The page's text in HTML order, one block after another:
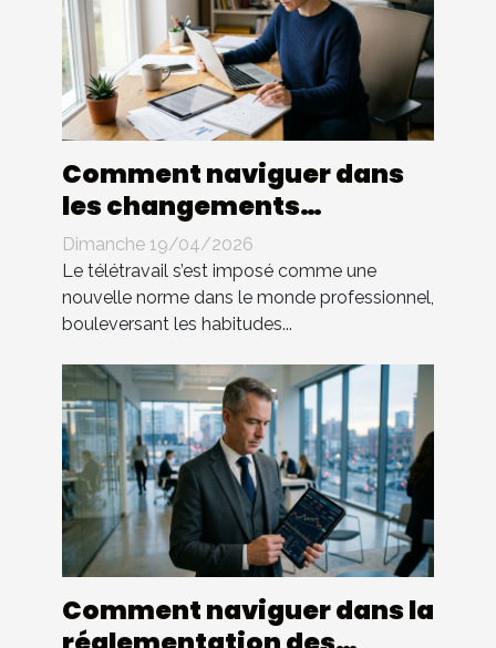
Comment naviguer dans
les changements
législatifs du télétravail ?
Dimanche 19/04/2026
Le télétravail s’est imposé comme une
nouvelle norme dans le monde professionnel,
bouleversant les habitudes...
Comment naviguer dans la